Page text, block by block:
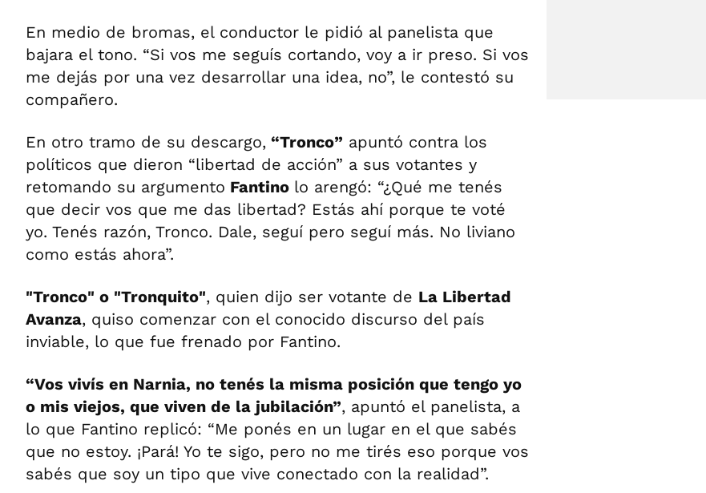
En medio de bromas, el conductor le pidió al panelista que
bajara el tono. “Si vos me seguís cortando, voy a ir preso. Si vos
me dejás por una vez desarrollar una idea, no”, le contestó su
compañero.
En otro tramo de su descargo, “Tronco” apuntó contra los
políticos que dieron “libertad de acción” a sus votantes y
retomando su argumento Fantino lo arengó: “¿Qué me tenés
que decir vos que me das libertad? Estás ahí porque te voté
yo. Tenés razón, Tronco. Dale, seguí pero seguí más. No liviano
como estás ahora”.
"Tronco" o "Tronquito", quien dijo ser votante de La Libertad
Avanza, quiso comenzar con el conocido discurso del país
inviable, lo que fue frenado por Fantino.
“Vos vivís en Narnia, no tenés la misma posición que tengo yo
o mis viejos, que viven de la jubilación”, apuntó el panelista, a
lo que Fantino replicó: “Me ponés en un lugar en el que sabés
que no estoy. ¡Pará! Yo te sigo, pero no me tirés eso porque vos
sabés que soy un tipo que vive conectado con la realidad”.